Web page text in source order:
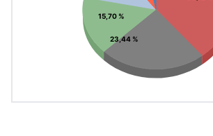
23,44 %
15,70 %